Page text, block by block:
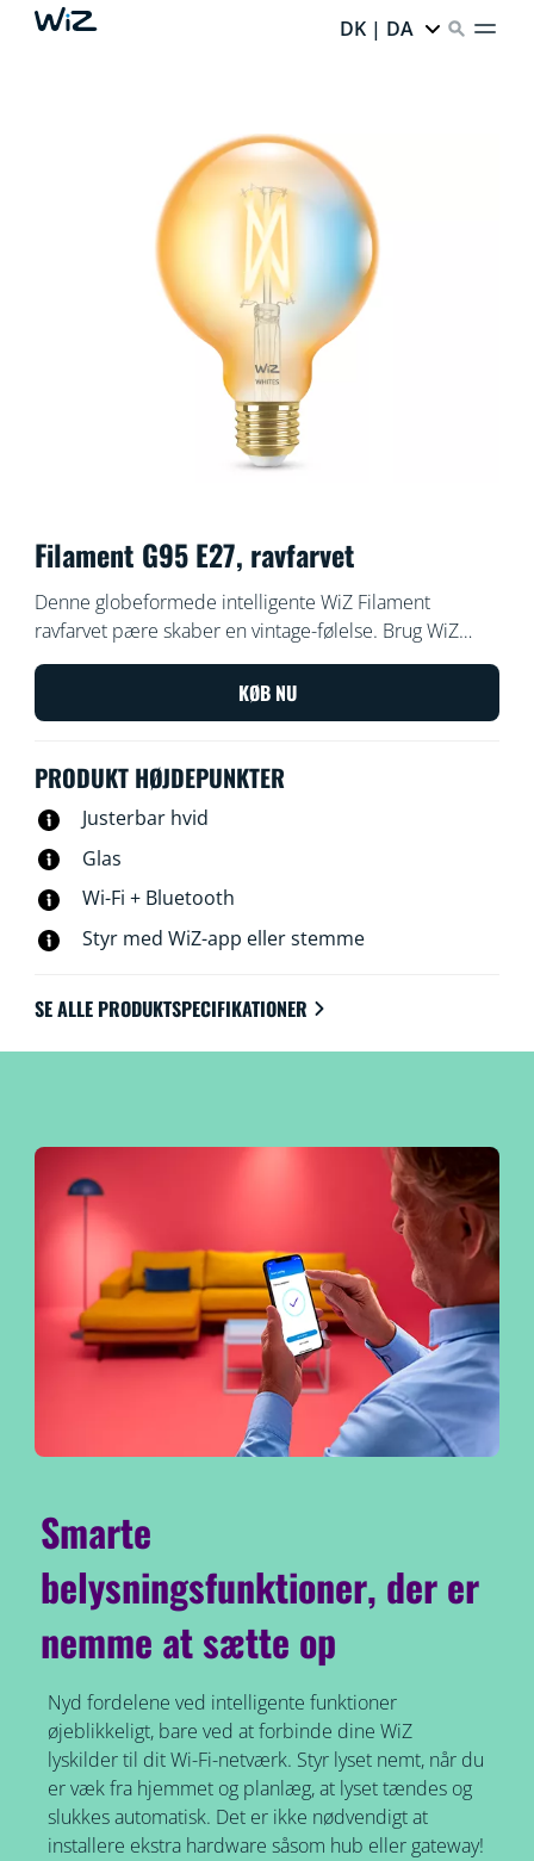
DK | DA
Filament G95 E27, ravfarvet
Denne globeformede intelligente WiZ Filament
ravfarvet pære skaber en vintage-følelse. Brug WiZ
appen eller din stemme til at skrue op eller ned for
lyset, eller bruge de forudindstillede lystilstande med
Wi-Fi-opsætningen.
KØB NU
PRODUKT HØJDEPUNKTER
Justerbar hvid
Glas
Wi-Fi + Bluetooth
Styr med WiZ-app eller stemme
SE ALLE PRODUKTSPECIFIKATIONER
Smarte
belysningsfunktioner, der er
nemme at sætte op
Nyd fordelene ved intelligente funktioner
øjeblikkeligt, bare ved at forbinde dine WiZ
lyskilder til dit Wi-Fi-netværk. Styr lyset nemt, når du
er væk fra hjemmet og planlæg, at lyset tændes og
slukkes automatisk. Det er ikke nødvendigt at
installere ekstra hardware såsom hub eller gateway!